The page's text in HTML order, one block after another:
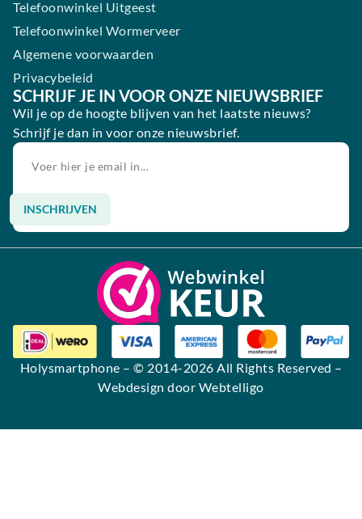
Telefoonwinkel Uitgeest
Telefoonwinkel Wormerveer
Algemene voorwaarden
Privacybeleid
SCHRIJF JE IN VOOR ONZE NIEUWSBRIEF
Wil je op de hoogte blijven van het laatste nieuws?
Schrijf je dan in voor onze nieuwsbrief.
INSCHRIJVEN
Alternative:
Holysmartphone – © 2014-2026 All Rights Reserved –
Webdesign door Webtelligo